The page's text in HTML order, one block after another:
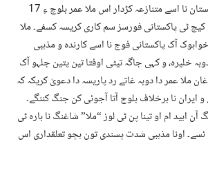
دے کہی و دے ٹکی بلوچستان نا اسے متنازعہ کڑدار اس ملا عمر بلوچ ءِ 17
کیچ ٹی پاکستانی فورسز سم کاری کریسہ کسفے۔ ملا
آک پاکستانی فوج نا اسے کارندہ و مذہبی
خلیرہ، و کہی جاگہ تیٹی اوفتا تین پتین جلہو آک
ملا عمر دا دوبہ غاتے رد پاریسہ دا دعویٰ کریکہ کہ
ایران نا برخلاف بلوچ آتا آجوئی کن جنگ کننگے۔
آن ابید ام او تینا پن ٹی لوز “ملا” شاغنگ نا بارہ ٹی
ئسے۔ اونا مذہبی شدت پسندی تون ہچو تعلقداری اس